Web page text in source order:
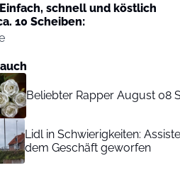
schnell und köstlich
10 Scheiben:
Beliebter Rapper August 08
Lidl in Schwierigkeiten:
dem Geschäft geworfen